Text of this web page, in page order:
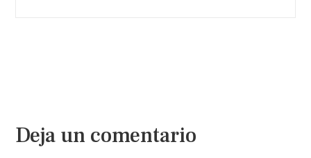
Deja un comentario